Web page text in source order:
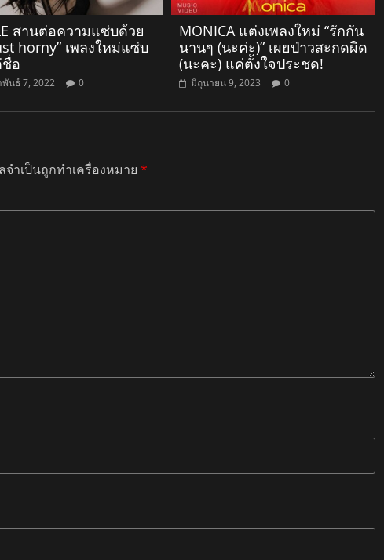
สานต่อความแซ่บด้วย
horny” เพลงใหม่แซ่บ
อ
นธ์ 7, 2022 0
MONICA แต่งเพลงใหม่ “รักกัน
นานๆ (นะค่ะ)” เผยป่าวสะกดผิด
(นะคะ) แค่ตั้งใจประชด!
มิถุนายน 9, 2023 0
ำเป็นถูกทำเครื่องหมาย *